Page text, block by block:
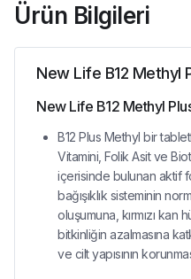
Ürün Bilgileri
New Life B12 Methyl
New Life B12 Methyl
B12 Plus Methyl bir
Vitamini, Folik Asit ve
içerisinde bulunan aktif
bağışıklık sisteminin
oluşumuna, kırmızı kan
bitkinliğin azalmasına
ve cilt yapısının